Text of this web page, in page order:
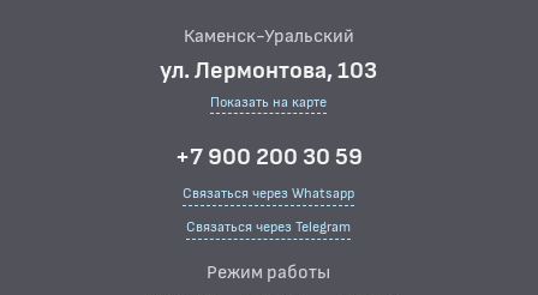
Каменск-Уральский
ул. Лермонтова, 103
Показать на карте
+7 900 200 30 59
Связаться через Whatsapp
Связаться через Telegram
Режим работы